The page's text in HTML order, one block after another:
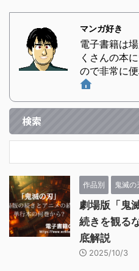
マンガ好き
電子書籍は
くさんの本
ので非常に便
検索
作品別 鬼滅の
劇場版「鬼
続きを観る
底解説
2025/10/3